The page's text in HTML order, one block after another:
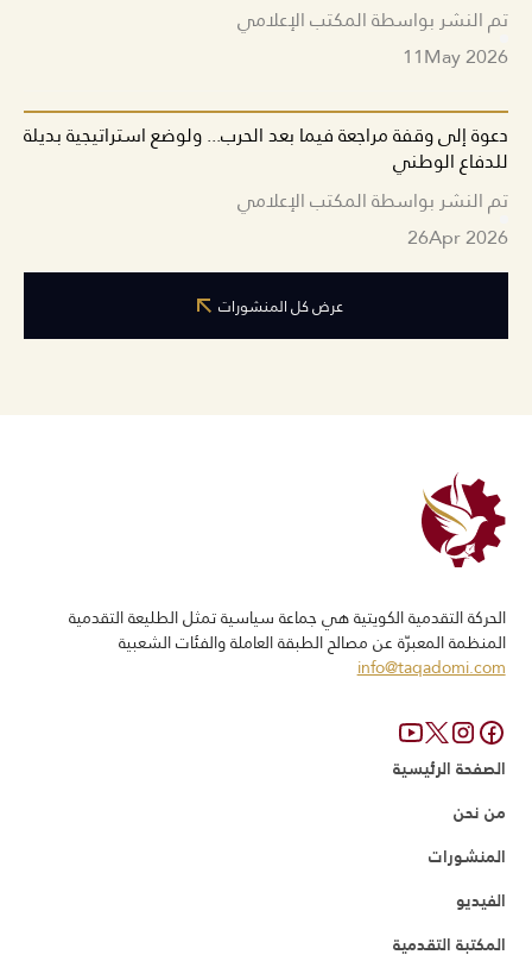
تم النشر بواسطة المكتب الإعلامي
May 2026
11
دعوة إلى وقفة مراجعة فيما بعد الحرب... ولوضع استراتيجية بديلة
للدفاع الوطني
تم النشر بواسطة المكتب الإعلامي
Apr 2026
26
عرض كل المنشورات
الحركة التقدمیة الكویتیة ھي جماعة سياسية تمثل الطلیعة التقدمیة
المنظمة المعبرّة عن مصالح الطبقة العاملة والفئات الشعبیة
info@taqadomi.com
الصفحة الرئيسية
من نحن
المنشورات
الفيديو
المكتبة التقدمية